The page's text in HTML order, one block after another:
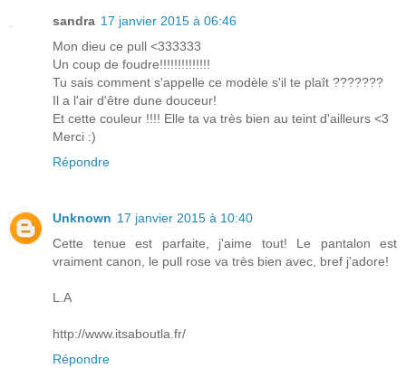
sandra 17 janvier 2015 à 06:46
Mon dieu ce pull <333333
Un coup de foudre!!!!!!!!!!!!!!
Tu sais comment s'appelle ce modèle s'il te plaît ???????
Il a l'air d'être dune douceur!
Et cette couleur !!!! Elle ta va très bien au teint d'ailleurs <3
Merci :)
Répondre
Unknown 17 janvier 2015 à 10:40
Cette tenue est parfaite, j'aime tout! Le pantalon est
vraiment canon, le pull rose va très bien avec, bref j'adore!
L.A
http://www.itsaboutla.fr/
Répondre